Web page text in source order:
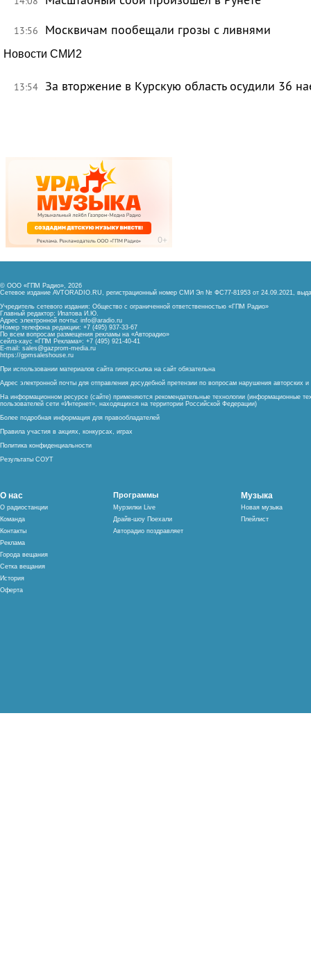
13:56 Москвичам пообещали грозы с ливнями
Новости СМИ2
13:54 За вторжение в Курскую область осудили 36
© ООО «ГПМ Радио», 2026
Сетевое издание AVTORADIO.RU, регистрационный номер СМИ Эл № ФС77-81953 от 24.09.2021,
Учредитель сетевого издания: Общество с ограниченной ответственностью «ГПМ Радио»
Главный редактор: Ипатова И.Ю.
Адрес электронной почты: info@aradio.ru
Номер телефона редакции: +7 (495) 937-33-67
По всем вопросам размещения рекламы на «Авторадио»
сейлз-хаус «ГПМ Реклама»: +7 (495) 921-40-41
E-mail: sales@gazprom-media.ru
https://gpmsaleshouse.ru
При использовании материалов сайта гиперссылка на сайт обязательна
Адрес электронной почты для отправления досудебной претензии по вопросам нарушения авторских
На информационном ресурсе (сайте) применяются рекомендательные технологии (информационные
пользователей сети «Интернет», находящихся на территории Российской Федерации)
Более подробная информация для правообладателей
Правила участия в акциях, конкурсах, играх
Политика конфиденциальности
Результаты СОУТ
О нас
О радиостанции
Команда
Контакты
Реклама
Города вещания
Сетка вещания
История
Оферта
Программы
Мурзилки Live
Драйв-шоу Поехали
Авторадио поздравляет
Музыка
Новая музыка
Плейлист